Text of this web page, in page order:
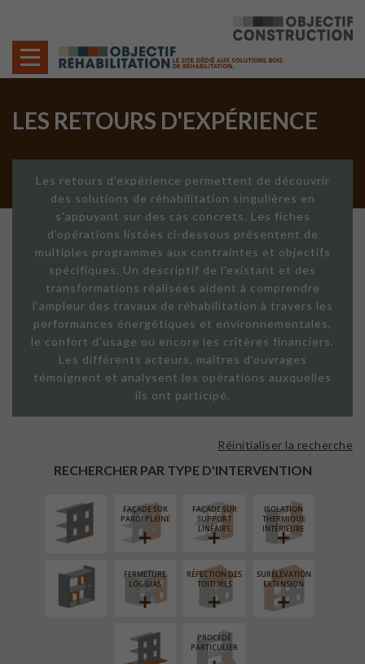
LES RETOURS D'EXPÉRIENCE
Les retours d'expérience permettent de découvrir
des solutions de réhabilitation singulières en
s'appuyant sur des cas concrets. Les fiches
d'opérations listées ci-dessous présentent de
multiples programmes aux contraintes et objectifs
spécifiques. Un descriptif de l'existant et des
transformations réalisées aident à comprendre
l'ampleur des travaux de réhabilitation à travers les
performances énergétiques et environnementales,
le confort d'usage ou encore les critères financiers.
Les différents acteurs, maîtres d'ouvrages
témoignent et analysent les opérations auxquelles
ils ont participé.
RECHERCHER PAR TYPE D'INTERVENTION
Réinitialiser la recherche
EXTÉRIEURE
FAÇADE SUR
PAROI PLEINE
FAÇADE SUR
SUPPORT
LINÉAIRE
ISOLATION
THERMIQUE
INTÉRIEURE
RÉAMÉNAGEMENT
INTÉRIEUR
FERMETURE
LOGGIAS
RÉFECTION DES
TOITURES
SURÉLÉVATION
EXTENSION
AMÉNAGEMENT
EXTÉRIEUR
PROCÉDÉ
PARTICULIER